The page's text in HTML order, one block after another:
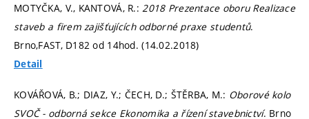
MOTYČKA, V., KANTOVÁ, R.: 2018 Prezentace oboru Realizace
staveb a firem zajišťujících odborné praxe studentů.
Brno,FAST, D182 od 14hod. (14.02.2018)
Detail
KOVÁŘOVÁ, B.; DIAZ, Y.; ČECH, D.; ŠTĚRBA, M.: Oborové kolo
SVOČ - odborná sekce Ekonomika a řízení stavebnictví. Brno